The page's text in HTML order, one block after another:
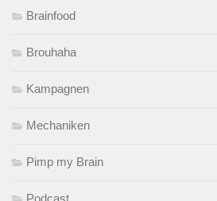
Brainfood
Brouhaha
Kampagnen
Mechaniken
Pimp my Brain